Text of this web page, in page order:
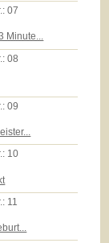
07
Minute...
08
09
10
11